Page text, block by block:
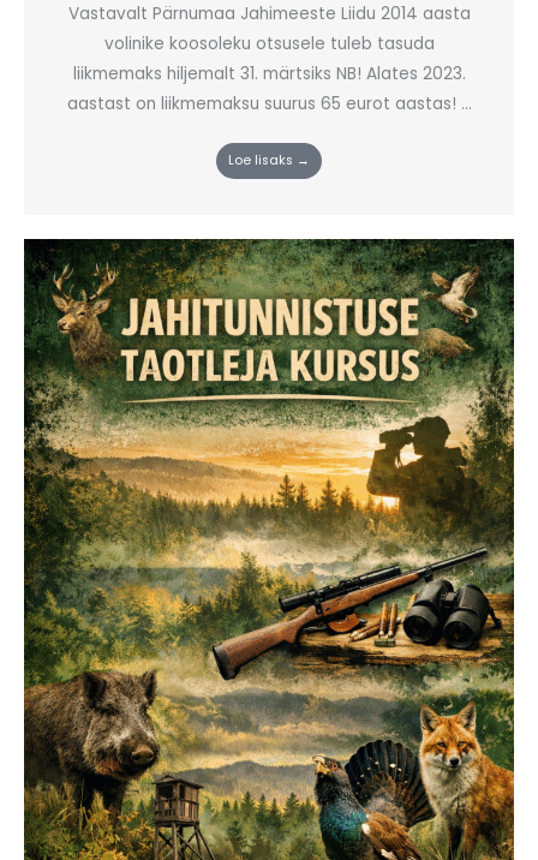
Vastavalt Pärnumaa Jahimeeste Liidu 2014 aasta
volinike koosoleku otsusele tuleb tasuda
liikmemaks hiljemalt 31. märtsiks NB! Alates 2023.
aastast on liikmemaksu suurus 65 eurot aastas! ...
Loe lisaks →